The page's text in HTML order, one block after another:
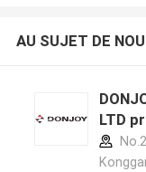
AU SUJET DE
LTD